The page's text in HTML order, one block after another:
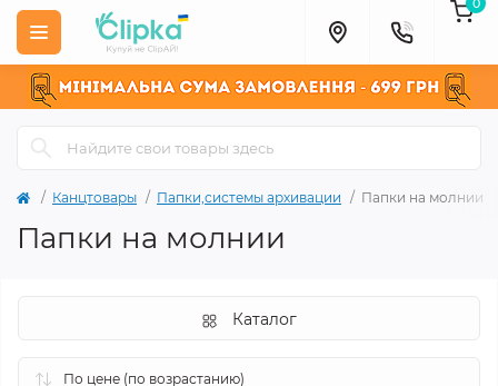
Канцтовары Папки,системы архивации Папки на молнии
Папки на молнии
Каталог